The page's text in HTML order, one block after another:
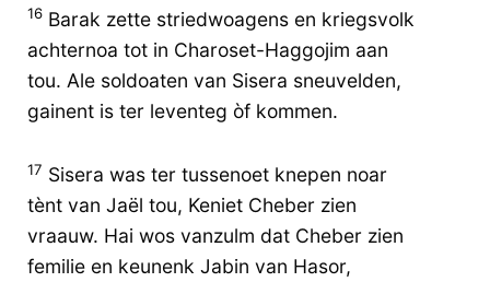
16 Barak zette striedwoagens en kriegsvolk
achternoa tot in Charoset-Haggojim aan
tou. Ale soldoaten van Sisera sneuvelden,
gainent is ter leventeg òf kommen.
17 Sisera was ter tussenoet knepen noar
tènt van Jaël tou, Keniet Cheber zien
vraauw. Hai wos vanzulm dat Cheber zien
femilie en keunenk Jabin van Hasor,